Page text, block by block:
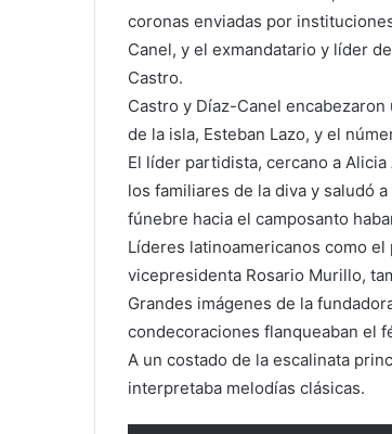
coronas enviadas por
Canel, y el exmandatario y líder
Castro.
Castro y Díaz-Canel
de la isla, Esteban Lazo, y el
El líder partidista, cercano a
los familiares de la diva y saludó
fúnebre hacia el camposanto
Líderes latinoamericanos como
vicepresidenta Rosario Murillo,
Grandes imágenes de la
condecoraciones flanqueaban el
A un costado de la escalinata
interpretaba melodías clásicas.